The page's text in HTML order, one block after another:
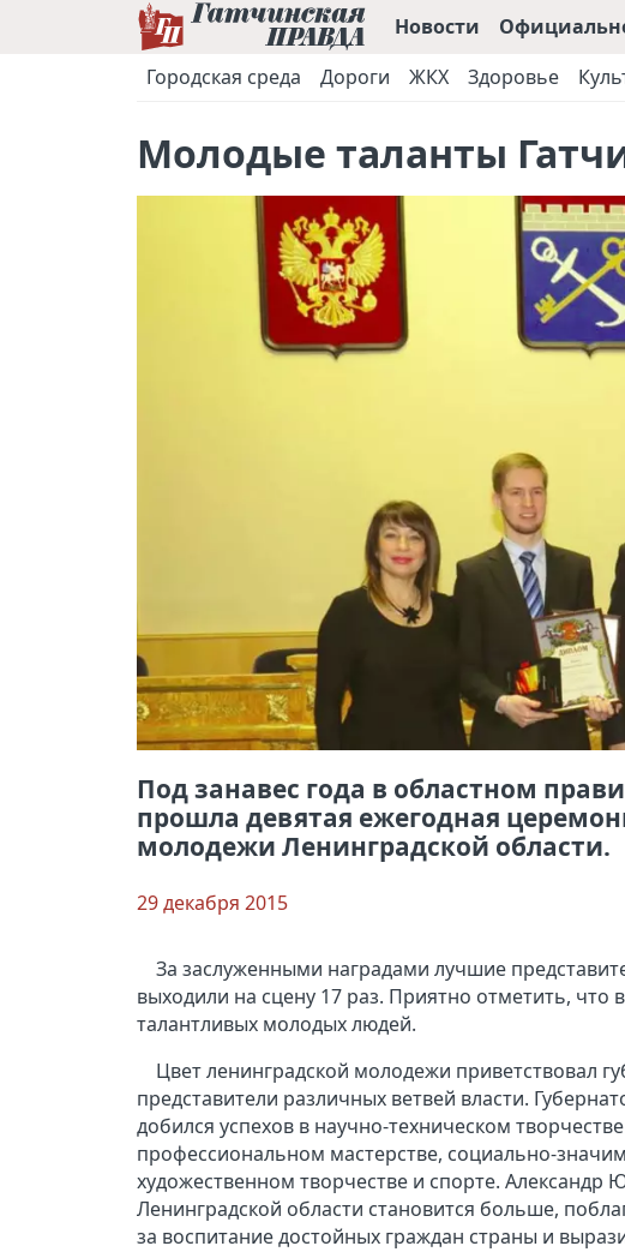
Новости
Городская среда
Дороги ЖКХ Здоровье
Молодые таланты
Под занавес года в областном
прошла девятая ежегодная
молодежи Ленинградской области.
29 декабря 2015
За заслуженными наградами лучшие
выходили на сцену 17 раз. Приятно отметить,
талантливых молодых людей.
Цвет ленинградской молодежи приветствовал
представители различных ветвей власти.
добился успехов в научно-техническом
профессиональном мастерстве, социально-
художественном творчестве и спорте.
Ленинградской области становится больше,
за воспитание достойных граждан страны и